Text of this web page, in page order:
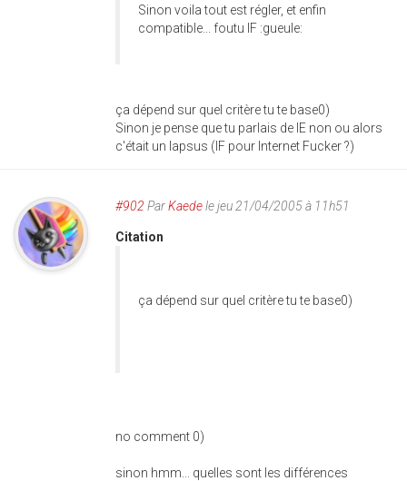
Sinon voila tout est régler, et enfin
compatible... foutu IF :gueule:
ça dépend sur quel critère tu te base0)
Sinon je pense que tu parlais de IE non ou alors
c'était un lapsus (IF pour Internet Fucker ?)
#902 ParKaedele jeu 21/04/2005 à 11h51
Citation
ça dépend sur quel critère tu te base0)
no comment 0)
sinon hmm... quelles sont les différences